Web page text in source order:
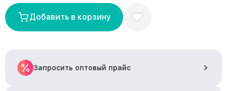
Добавить в корзину
Запросить оптовый прайс